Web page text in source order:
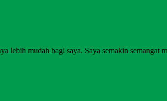
lebih mudah bagi saya. Saya semakin